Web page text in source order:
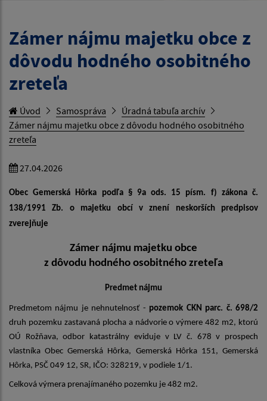
Zámer nájmu majetku obce z
dôvodu hodného osobitného
zreteľa
Úvod Samospráva
Úradná tabuľa archív
Zámer nájmu majetku obce z dôvodu hodného osobitného
zreteľa
27.04.2026
Obec Gemerská Hôrka podľa § 9a ods. 15 písm. f) zákona č.
138/1991 Zb. o majetku obcí v znení neskorších predpisov
zverejňuje
Zámer nájmu majetku obce
z dôvodu hodného osobitného zreteľa
Predmet nájmu
Predmetom nájmu je nehnutelnosť - pozemok CKN parc. č. 698/2
druh pozemku zastavaná plocha a nádvorie o výmere 482 m2, ktorú
OÚ Rožňava, odbor katastrálny eviduje v LV č. 678 v prospech
vlastníka Obec Gemerská Hôrka, Gemerská Hôrka 151, Gemerská
Hôrka, PSČ 049 12, SR, IČO: 328219, v podiele 1/1.
Celková výmera prenajímaného pozemku je 482 m2.